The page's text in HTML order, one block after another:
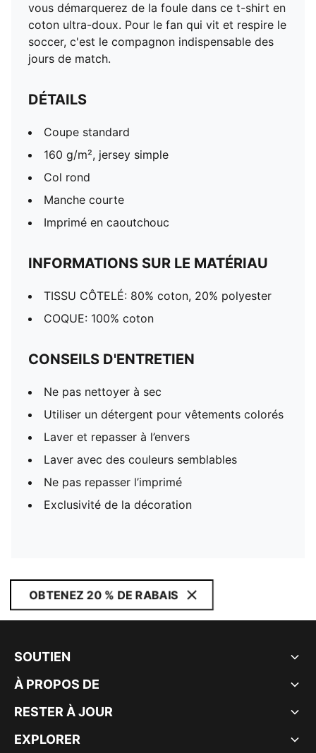
vous démarquerez de la foule dans ce t-shirt en
coton ultra-doux. Pour le fan qui vit et respire le
soccer, c'est le compagnon indispensable des
jours de match.
DÉTAILS
Coupe standard
160 g/m², jersey simple
Col rond
Manche courte
Imprimé en caoutchouc
INFORMATIONS SUR LE MATÉRIAU
TISSU CÔTELÉ: 80% coton, 20% polyester
COQUE: 100% coton
CONSEILS D'ENTRETIEN
Ne pas nettoyer à sec
Utiliser un détergent pour vêtements colorés
Laver et repasser à l’envers
Laver avec des couleurs semblables
Ne pas repasser l’imprimé
Exclusivité de la décoration
OBTENEZ 20 % DE RABAIS
SOUTIEN
À PROPOS DE
RESTER À JOUR
EXPLORER